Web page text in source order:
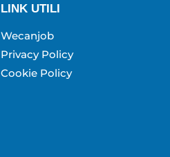
LINK UTILI
Wecanjob
Privacy Policy
Cookie Policy